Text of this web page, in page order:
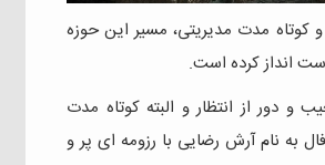
کوتاه مدت مدیریتی، مسیر این حوزه
انداز کرده است.
و‌ دور از انتظار و‌ البته کوتاه مدت
به نام آرش رضایی با رزومه ای پر و